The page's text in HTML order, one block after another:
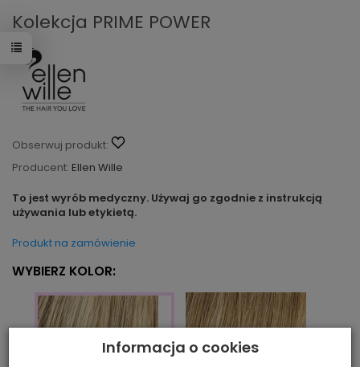
Kolekcja PRIME POWER
Obserwuj produkt:
Producent: Ellen Wille
To jest wyrób medyczny. Używaj go zgodnie z instrukcją
używania lub etykietą.
Produkt na zamówienie
WYBIERZ KOLOR:
Informacja o cookies